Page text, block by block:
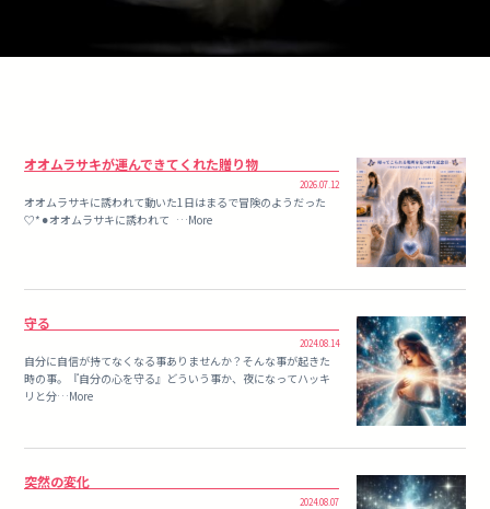
オオムラサキが運んできてくれた贈り物
2026.07.12
オオムラサキに誘われて動いた1日はまるで冒険のようだった
♡*⚫︎オオムラサキに誘われて …More
守る
2024.08.14
自分に自信が持てなくなる事ありませんか？そんな事が起きた
時の事。『自分の心を守る』どういう事か、夜になってハッキ
リと分…More
突然の変化
2024.08.07